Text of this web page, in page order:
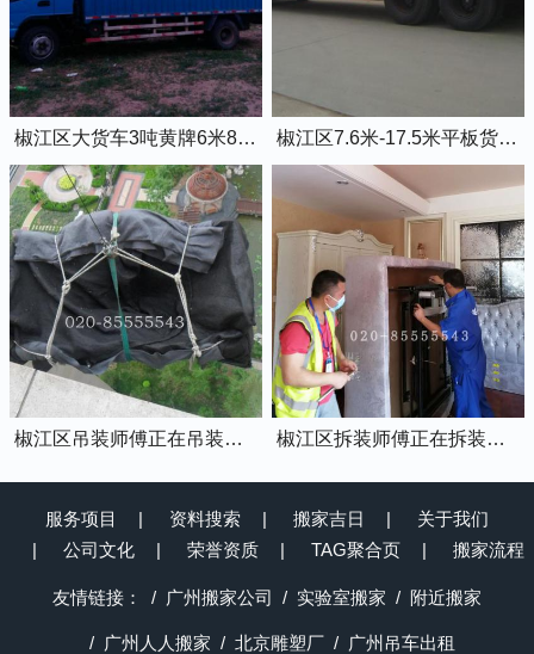
椒江区大货车3吨黄牌6米8的厢式货车 椒江区7.6米-17.5米平板货车出租
椒江区吊装师傅正在吊装物品上楼 椒江区拆装师傅正在拆装家具
服务项目 资料搜索 搬家吉日
关于我们
公司文化
荣誉资质 TAG聚合页 搬家流程
友情链接： 广州搬家公司 实验室搬家 附近搬家
广州人人搬家 北京雕塑厂 广州吊车出租